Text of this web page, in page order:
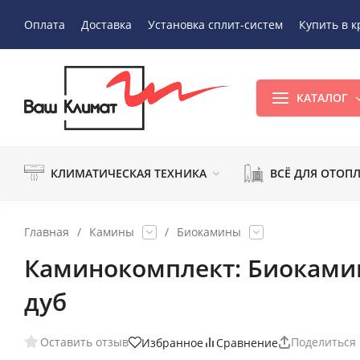
Оплата Доставка Установка сплит-систем Купить в
КАТАЛОГ
КЛИМАТИЧЕСКАЯ ТЕХНИКА ВСЁ ДЛЯ
Главная / Камины / Биокамины
Каминокомплект:
дуб
Оставить отзыв Избранное Сравнение Поделиться